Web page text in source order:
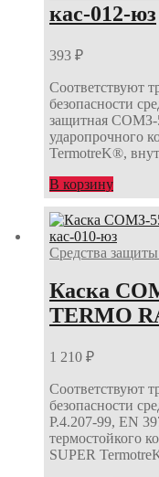
кас-012-юз
393 ₽
Соответствуют
безопасности
защитная СОМЗ-
ударопрочного
TermotreK®,
В корзину
Средства
Каска
TERMO
1 210 ₽
Соответствуют
безопасности
Р.4.207-99, ЕN
термостойкого
SUPER